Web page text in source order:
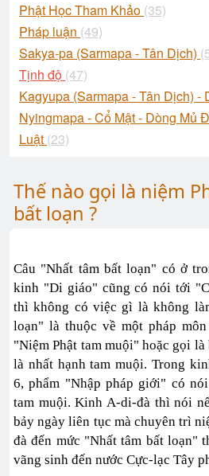
Phật Học Tham Khảo (35)
Pháp luận (49)
Sakya-pa (Sarmapa - Tân Dịch)
Tịnh độ (47)
Kagyupa (Sarmapa - Tân Dịch) -
Nyingmapa - Cổ Mật - Dòng Mủ
Luật (23)
Thế nào gọi là niệm
bất loạn ?
Câu "Nhất tâm bất loạn" có ở
kinh "Di giáo" cũng có nói tới
thì không có việc gì là không
loạn" là thuộc về một pháp
"Niệm Phật tam muội" hoặc gọi là
là nhất hạnh tam muội. Trong
6, phẩm "Nhập pháp giới" có
tam muội. Kinh A-di-đà thì nói
bảy ngày liên tục mà chuyên trì
đà đến mức "Nhất tâm bất loạn"
vãng sinh đến nước Cực-lạc Tây